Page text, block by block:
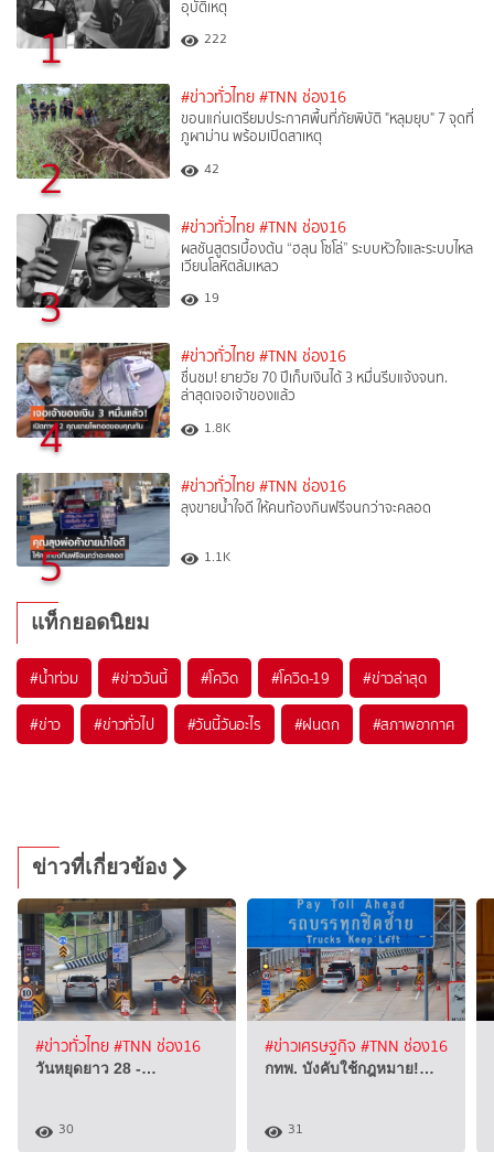
1
อุบัติเหตุ
222
2
#ข่าวทั่วไทย #TNN ช่อง16
ขอนแก่นเตรียมประกาศพื้นที่ภัยพิบัติ "หลุมยุบ" 7 จุดที่
ภูผาม่าน พร้อมเปิดสาเหตุ
42
3
#ข่าวทั่วไทย #TNN ช่อง16
ผลชันสูตรเบื้องต้น “ฮลุน โซโล่” ระบบหัวใจและระบบไหล
เวียนโลหิตล้มเหลว
19
4
#ข่าวทั่วไทย #TNN ช่อง16
ชื่นชม! ยายวัย 70 ปีเก็บเงินได้ 3 หมื่นรีบแจ้งจนท.
ล่าสุดเจอเจ้าของแล้ว
1.8K
5
#ข่าวทั่วไทย #TNN ช่อง16
ลุงขายน้ำใจดี ให้คนท้องกินฟรีจนกว่าจะคลอด
1.1K
แท็กยอดนิยม
#น้ำท่วม #ข่าววันนี้ #โควิด #โควิด-19 #ข่าวล่าสุด
#ข่าว #ข่าวทั่วไป #วันนี้วันอะไร #ฝนตก #สภาพอากาศ
ข่าวที่เกี่ยวข้อง
#ข่าวทั่วไทย#TNN ช่อง16
วันหยุดยาว 28 -…
30
#ข่าวเศรษฐกิจ #TNN ช่อง16
กทพ. บังคับใช้กฎหมาย!…
31